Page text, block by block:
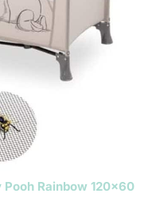
Rainbow 120×60